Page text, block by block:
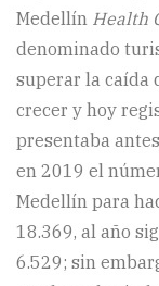
Medellín Health
denominado
superar la caída
crecer y hoy
presentaba
en 2019 el
Medellín para
18.369, al año
6.529; sin